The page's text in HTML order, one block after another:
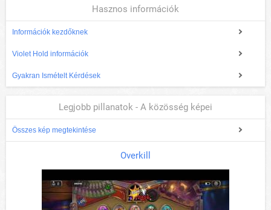
Hasznos információk
Információk kezdőknek
Violet Hold információk
Gyakran Ismételt Kérdések
Legjobb pillanatok - A közösség képei
Összes kép megtekintése
Overkill